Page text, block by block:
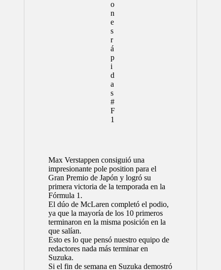
Max Verstappen consiguió una
impresionante pole position para el
Gran Premio de Japóny logró su
primera victoria de la temporada en la
Fórmula 1.
El dúo de McLarencompletó el podio,
ya que la mayoría de los 10 primeros
terminaron en la misma posición en la
que salían.
Esto es lo que pensó nuestro equipo de
redactores nada más terminar en
Suzuka.
Si el fin de semana en Suzuka demostró